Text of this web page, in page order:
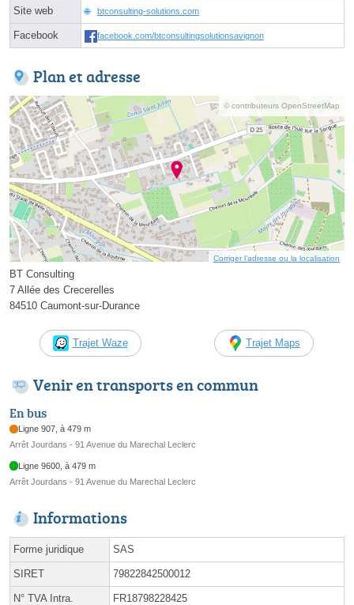
Site web btconsulting-solutions.com
Facebook facebook.com/btconsultingsolutionsavignon
Plan et adresse
© contributeurs OpenStreetMap
Corriger l’adresse ou la localisation
BT Consulting
7 Allée des Crecerelles
84510 Caumont-sur-Durance
Trajet Waze Trajet Maps
Venir en transports en commun
En bus
Ligne 907, à 479 m
Arrêt Jourdans - 91 Avenue du Marechal Leclerc
Ligne 9600, à 479 m
Arrêt Jourdans - 91 Avenue du Marechal Leclerc
Informations
Forme juridique SAS
SIRET 79822842500012
N° TVA Intra. FR18798228425